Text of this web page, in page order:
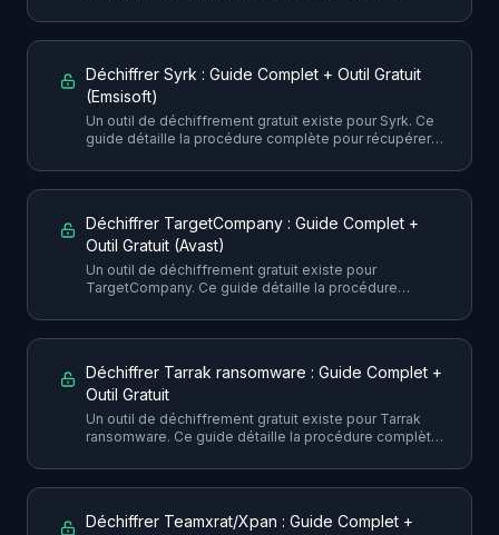
toutes les précautions nécessaires.
Déchiffrer Syrk : Guide Complet + Outil Gratuit
(Emsisoft)
Un outil de déchiffrement gratuit existe pour Syrk. Ce
guide détaille la procédure complète pour récupérer
précautions nécessaires.
Déchiffrer TargetCompany : Guide Complet +
Outil Gratuit (Avast)
Un outil de déchiffrement gratuit existe pour
TargetCompany. Ce guide détaille la procédure
rançon, avec toutes les précautions nécessaires.
Déchiffrer Tarrak ransomware : Guide Complet +
Outil Gratuit
Un outil de déchiffrement gratuit existe pour Tarrak
ransomware. Ce guide détaille la procédure complète
toutes les précautions nécessaires.
Déchiffrer Teamxrat/Xpan : Guide Complet +